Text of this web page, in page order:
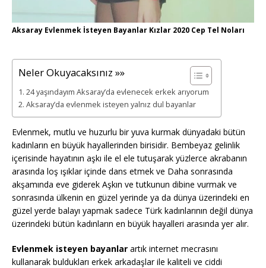
Aksaray Evlenmek İsteyen Bayanlar Kızlar 2020 Cep Tel Noları
Neler Okuyacaksınız »»
24 yaşındayım Aksaray’da evlenecek erkek arıyorum
Aksaray’da evlenmek isteyen yalnız dul bayanlar
Evlenmek, mutlu ve huzurlu bir yuva kurmak dünyadaki bütün
kadınların en büyük hayallerinden birisidir. Bembeyaz gelinlik
içerisinde hayatının aşkı ile el ele tutuşarak yüzlerce akrabanın
arasında loş ışıklar içinde dans etmek ve Daha sonrasında
akşamında eve giderek Aşkın ve tutkunun dibine vurmak ve
sonrasında ülkenin en güzel yerinde ya da dünya üzerindeki en
güzel yerde balayı yapmak sadece Türk kadınlarının değil dünya
üzerindeki bütün kadınların en büyük hayalleri arasında yer alır.
Evlenmek isteyen bayanlar artık internet mecrasını
kullanarak buldukları erkek arkadaşlar ile kaliteli ve ciddi